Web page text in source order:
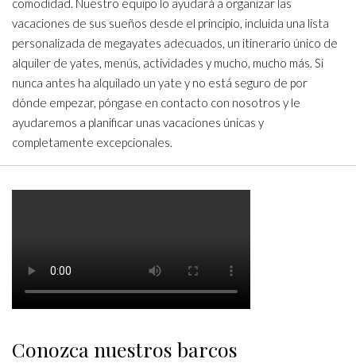
comodidad. Nuestro equipo lo ayudará a organizar las
vacaciones de sus sueños desde el principio, incluida una lista
personalizada de megayates adecuados, un itinerario único de
alquiler de yates, menús, actividades y mucho, mucho más. Si
nunca antes ha alquilado un yate y no está seguro de por
dónde empezar, póngase en contacto con nosotros y le
ayudaremos a planificar unas vacaciones únicas y
completamente excepcionales.
Conozca nuestros barcos